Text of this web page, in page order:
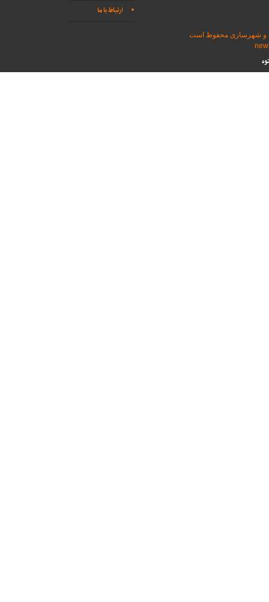
ارتباط با ما
و شهرسازی محفوظ است